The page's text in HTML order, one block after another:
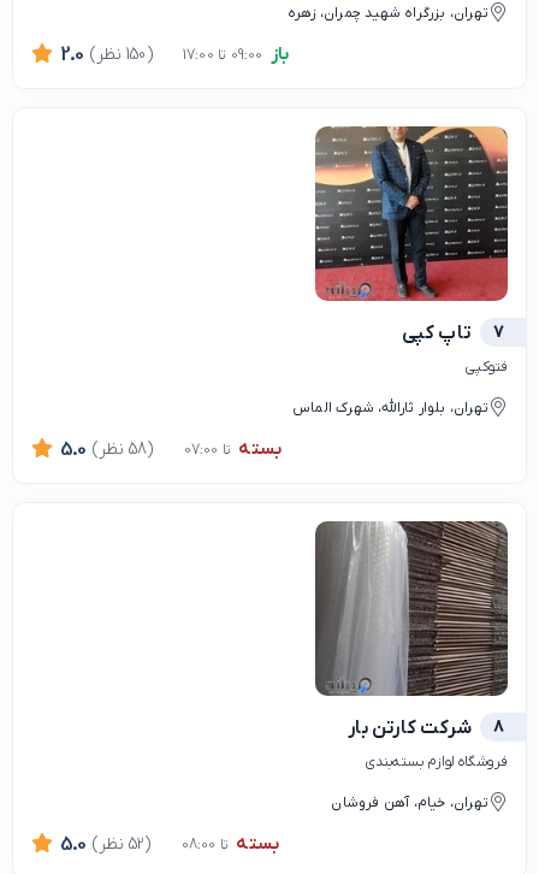
تهران، بزرگراه شهید چمران، زهره
باز 2.0 (150 نظر)
7 تاپ کپی
فتوکپی
تهران، بلوار ثارالله، شهرک الماس
بسته تا 07:00 5.0 (58 نظر)
8 شرکت کارتن بار
فروشگاه لوازم بسته‌بندی
تهران، خیام، آهن فروشان
بسته تا 08:00 5.0 (52 نظر)